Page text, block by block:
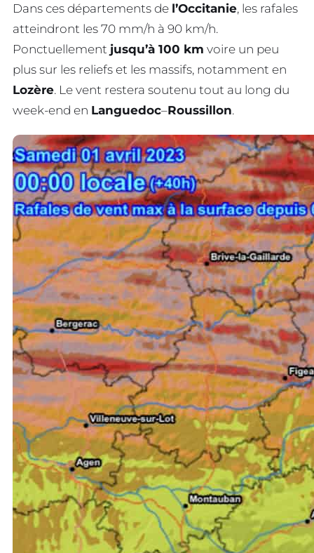
Dans ces départements de l’Occitanie, les rafales
atteindront les 70 mm/h à 90 km/h.
Ponctuellement jusqu’à 100 km voire un peu
plus sur les reliefs et les massifs, notamment en
Lozère. Le vent restera soutenu tout au long du
week-end en Languedoc–Roussillon.